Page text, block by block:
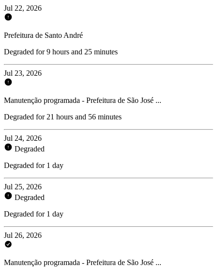
Jul 22, 2026
Prefeitura de Santo André
Degraded for 9 hours and 25 minutes
Jul 23, 2026
Manutenção programada - Prefeitura de São José ...
Degraded for 21 hours and 56 minutes
Jul 24, 2026
Degraded
Degraded for 1 day
Jul 25, 2026
Degraded
Degraded for 1 day
Jul 26, 2026
Manutenção programada - Prefeitura de São José ...